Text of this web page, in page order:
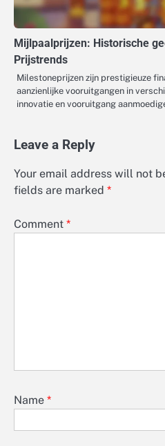
Mijlpaalprijzen: Historische
Prijstrends
Milestoneprijzen zijn prestigieuze
aanzienlijke vooruitgangen in
innovatie en vooruitgang
Leave a Reply
Your email address will not
fields are marked *
Comment *
Name *